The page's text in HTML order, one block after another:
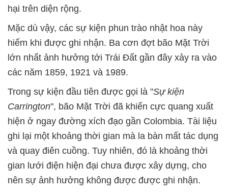
hại trên diện rộng.
Mặc dù vậy, các sự kiện phun trào nhật hoa này
hiếm khi được ghi nhận. Ba cơn đợt bão Mặt Trời
lớn nhất ảnh hưởng tới Trái Đất gần đây xảy ra vào
các năm 1859, 1921 và 1989.
Trong sự kiện đầu tiên được gọi là "Sự kiện
Carrington", bão Mặt Trời đã khiến cực quang xuất
hiện ở ngay đường xích đạo gần Colombia. Tài liệu
ghi lại một khoảng thời gian mà la bàn mất tác dụng
và quay điên cuồng. Tuy nhiên, đó là khoảng thời
gian lưới điện hiện đại chưa được xây dựng, cho
nên sự ảnh hưởng không được được ghi nhận.